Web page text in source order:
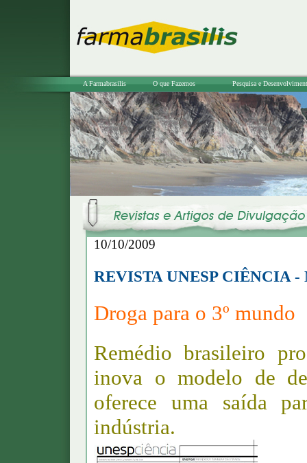
A Farmabrasilis O que Fazemos Pesquisa e
10/10/2009
REVISTA UNESP CIÊNCIA -
Droga para o 3º mundo
Remédio brasileiro
inova o modelo de
oferece uma saída
indústria.